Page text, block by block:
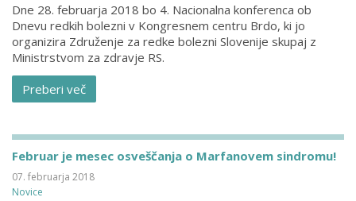
Dne 28. februarja 2018 bo 4. Nacionalna konferenca ob
Dnevu redkih bolezni v Kongresnem centru Brdo, ki jo
organizira Združenje za redke bolezni Slovenije skupaj z
Ministrstvom za zdravje RS.
Preberi več
Februar je mesec osveščanja o Marfanovem sindromu!
07. februarja 2018
Novice